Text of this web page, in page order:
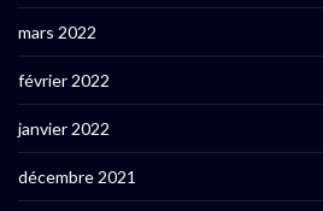
mars 2022
février 2022
janvier 2022
décembre 2021